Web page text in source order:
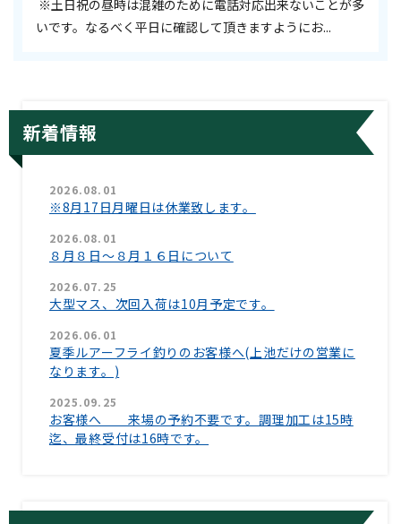
※土日祝の昼時は混雑のために電話対応出来ないことが多
いです。なるべく平日に確認して頂きますようにお...
新着情報
2026.08.01
※8月17日月曜日は休業致します。
2026.08.01
８月８日〜８月１６日について
2026.07.25
大型マス、次回入荷は10月予定です。
2026.06.01
夏季ルアーフライ釣りのお客様へ(上池だけの営業に
なります。)
2025.09.25
お客様へ 来場の予約不要です。調理加工は15時
迄、最終受付は16時です。